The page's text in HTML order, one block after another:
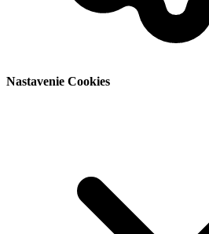
Nastavenie Cookies